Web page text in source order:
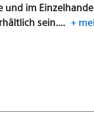
und im
sein.... +